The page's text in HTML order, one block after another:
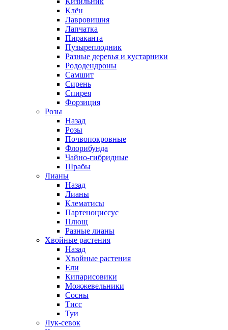
Клён
Лавровишня
Лапчатка
Пираканта
Пузыреплодник
Разные деревья и кустарники
Рододендроны
Самшит
Сирень
Спирея
Форзиция
Розы
Назад
Розы
Почвопокровные
Флорибунда
Чайно-гибридные
Шрабы
Лианы
Назад
Лианы
Клематисы
Партеноциссус
Плющ
Разные лианы
Хвойные растения
Назад
Хвойные растения
Ели
Кипарисовики
Можжевельники
Сосны
Тисс
Туи
Лук-севок